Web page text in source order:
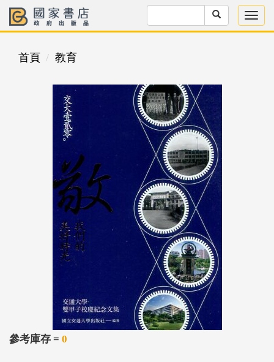
首頁 教育
參考庫存 = 0